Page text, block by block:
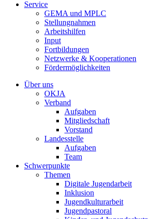
Service
GEMA und MPLC
Stellungnahmen
Arbeitshilfen
Input
Fortbildungen
Netzwerke & Kooperationen
Fördermöglichkeiten
Über uns
OKJA
Verband
Aufgaben
Mitgliedschaft
Vorstand
Landesstelle
Aufgaben
Team
Schwerpunkte
Themen
Digitale Jugendarbeit
Inklusion
Jugendkulturarbeit
Jugendpastoral